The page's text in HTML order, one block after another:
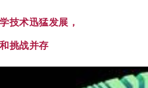
技术迅猛发展，
挑战并存